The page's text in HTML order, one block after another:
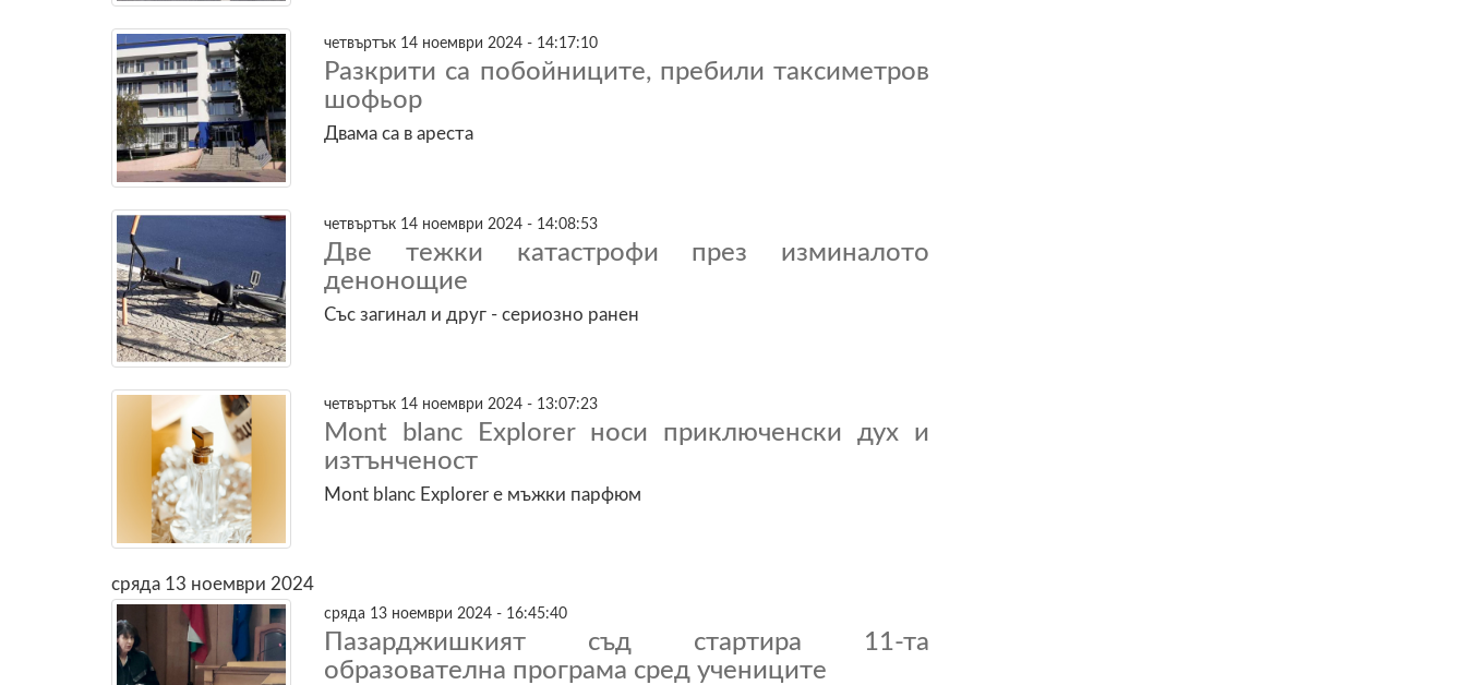
четвъртък 14 ноември 2024 - 14:17:10
Разкрити са побойниците, пребили таксиметров
шофьор
Двама са в ареста
четвъртък 14 ноември 2024 - 14:08:53
Две тежки катастрофи през изминалото
денонощие
Със загинал и друг - сериозно ранен
четвъртък 14 ноември 2024 - 13:07:23
Mont blanc Explorer носи приключенски дух и
изтънченост
Mont blanc Explorer е мъжки парфюм
сряда 13 ноември 2024
сряда 13 ноември 2024 - 16:45:40
Пазарджишкият съд стартира 11-та
образователна програма сред учениците